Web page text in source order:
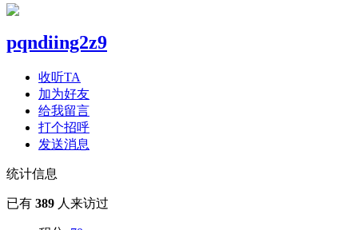
pqndiing2z9
收听TA
加为好友
给我留言
打个招呼
发送消息
统计信息
已有 389 人来访过